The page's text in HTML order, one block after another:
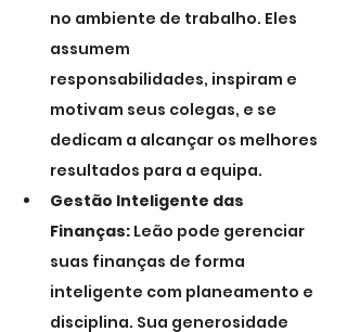
no ambiente de trabalho. Eles
assumem
responsabilidades, inspiram e
motivam seus colegas, e se
dedicam a alcançar os melhores
resultados para a equipa.
Gestão Inteligente das
Finanças: Leão pode gerenciar
suas finanças de forma
inteligente com planeamento e
disciplina. Sua generosidade